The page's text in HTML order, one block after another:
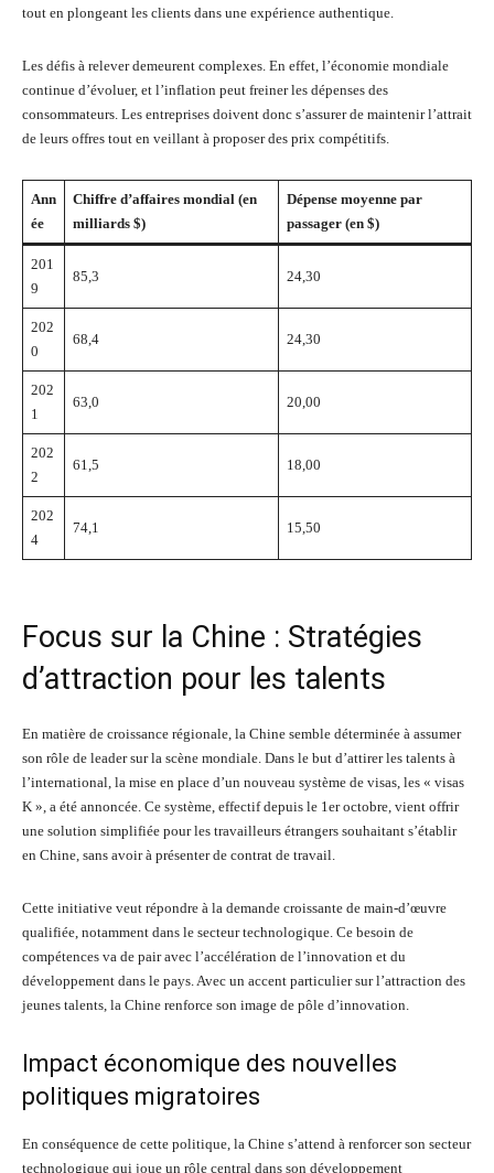
tout en plongeant les clients dans une expérience authentique.
Les défis à relever demeurent complexes. En effet, l’économie mondiale
continue d’évoluer, et l’inflation peut freiner les dépenses des
consommateurs. Les entreprises doivent donc s’assurer de maintenir l’attrait
de leurs offres tout en veillant à proposer des prix compétitifs.
Ann
ée
Chiffre d’affaires mondial (en
milliards $)
Dépense moyenne par
passager (en $)
201
9
85,3 24,30
202
0
68,4 24,30
202
1
63,0 20,00
202
2
61,5 18,00
202
4
74,1 15,50
Focus sur la Chine : Stratégies
d’attraction pour les talents
En matière de croissance régionale, la Chine semble déterminée à assumer
son rôle de leader sur la scène mondiale. Dans le but d’attirer les talents à
l’international, la mise en place d’un nouveau système de visas, les « visas
K », a été annoncée. Ce système, effectif depuis le 1er octobre, vient offrir
une solution simplifiée pour les travailleurs étrangers souhaitant s’établir
en Chine, sans avoir à présenter de contrat de travail.
Cette initiative veut répondre à la demande croissante de main-d’œuvre
qualifiée, notamment dans le secteur technologique. Ce besoin de
compétences va de pair avec l’accélération de l’innovation et du
développement dans le pays. Avec un accent particulier sur l’attraction des
jeunes talents, la Chine renforce son image de pôle d’innovation.
Impact économique des nouvelles
politiques migratoires
En conséquence de cette politique, la Chine s’attend à renforcer son secteur
technologique qui joue un rôle central dans son développement